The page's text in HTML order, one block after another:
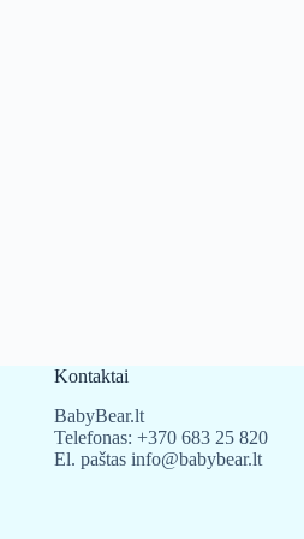
Kontaktai
BabyBear.lt
Telefonas: +370 683 25 820
El. paštas info@babybear.lt